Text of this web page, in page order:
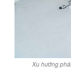
Xu hướng